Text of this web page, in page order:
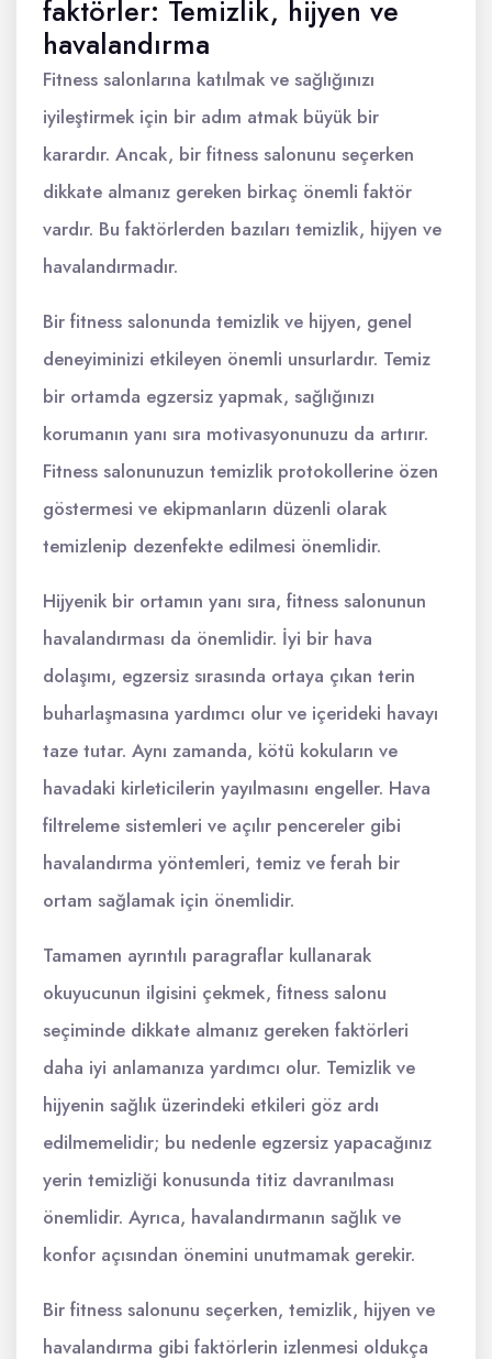
faktörler: Temizlik, hijyen ve
havalandırma
Fitness salonlarına katılmak ve sağlığınızı
iyileştirmek için bir adım atmak büyük bir
karardır. Ancak, bir fitness salonunu seçerken
dikkate almanız gereken birkaç önemli faktör
vardır. Bu faktörlerden bazıları temizlik, hijyen ve
havalandırmadır.
Bir fitness salonunda temizlik ve hijyen, genel
deneyiminizi etkileyen önemli unsurlardır. Temiz
bir ortamda egzersiz yapmak, sağlığınızı
korumanın yanı sıra motivasyonunuzu da artırır.
Fitness salonunuzun temizlik protokollerine özen
göstermesi ve ekipmanların düzenli olarak
temizlenip dezenfekte edilmesi önemlidir.
Hijyenik bir ortamın yanı sıra, fitness salonunun
havalandırması da önemlidir. İyi bir hava
dolaşımı, egzersiz sırasında ortaya çıkan terin
buharlaşmasına yardımcı olur ve içerideki havayı
taze tutar. Aynı zamanda, kötü kokuların ve
havadaki kirleticilerin yayılmasını engeller. Hava
filtreleme sistemleri ve açılır pencereler gibi
havalandırma yöntemleri, temiz ve ferah bir
ortam sağlamak için önemlidir.
Tamamen ayrıntılı paragraflar kullanarak
okuyucunun ilgisini çekmek, fitness salonu
seçiminde dikkate almanız gereken faktörleri
daha iyi anlamanıza yardımcı olur. Temizlik ve
hijyenin sağlık üzerindeki etkileri göz ardı
edilmemelidir; bu nedenle egzersiz yapacağınız
yerin temizliği konusunda titiz davranılması
önemlidir. Ayrıca, havalandırmanın sağlık ve
konfor açısından önemini unutmamak gerekir.
Bir fitness salonunu seçerken, temizlik, hijyen ve
havalandırma gibi faktörlerin izlenmesi oldukça